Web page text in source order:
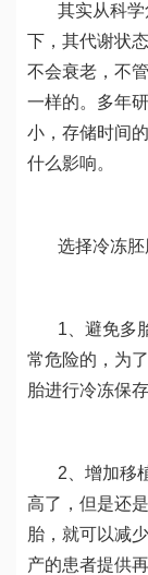
其实从科
下，其代谢状
不会衰老，不
一样的。多年
小，存储时间
什么影响。
选择冷冻胚
1、避免多
常危险的，为
胎进行冷冻保存
2、增加移
高了，但是还
胎，就可以减
产的患者提供